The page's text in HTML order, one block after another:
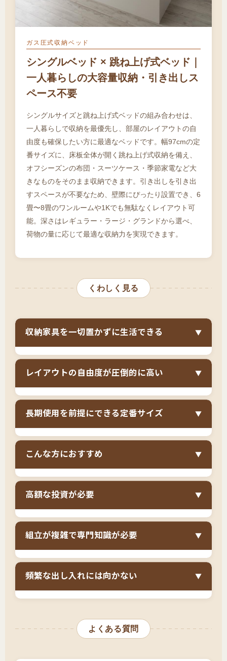
ガス圧式収納ベッド
シングルベッド × 跳ね上げ式ベッド｜
一人暮らしの大容量収納・引き出しス
ペース不要
シングルサイズと跳ね上げ式ベッドの組み合わせは、
一人暮らしで収納を最優先し、部屋のレイアウトの自
由度も確保したい方に最適なベッドです。幅97cmの定
番サイズに、床板全体が開く跳ね上げ式収納を備え、
オフシーズンの布団・スーツケース・季節家電など大
きなものをそのまま収納できます。引き出しを引き出
すスペースが不要なため、壁際にぴったり設置でき、6
畳〜8畳のワンルームや1Kでも無駄なくレイアウト可
能。深さはレギュラー・ラージ・グランドから選べ、
荷物の量に応じて最適な収納力を実現できます。
くわしく見る
収納家具を一切置かずに生活できる ▼
跳ね上げ式ベッドは、床板全体が開いてベッド
下の空間を丸ごと収納として使えるため、タン
き、6畳〜8畳の部屋でもベッド1台で収納を完結
させられます。部屋にはベッドとデスク、テレ
き、掃除もしやすく快適です。
レイアウトの自由度が圧倒的に高い ▼
通常の引き出し式収納ベッドやチェストベッド
は、引き出しを開閉するために横に50cm程度の
配置でき、部屋の形や窓の位置に合わせて最適
なレイアウトを組めます。模様替えの際も制約
に対応できる自由度の高さが魅力です。
長期使用を前提にできる定番サイズ ▼
シングルサイズ（幅97cm）は大人が快適に眠れ
る標準サイズで、体格変化やライフステージが
で長期間使えるため、一度購入すれば買い替え
の心配がありません。収納力も大人の荷物量に
こんな方におすすめ ▼
シングル跳ね上げ式ベッドは以下のような方に
特におすすめです。
6畳〜8畳のワンルーム・1Kで一人暮らしをし
ている方
収納家具を置かずにミニマルに暮らしたい方
引き出しスペースを確保できない・したくない
オフシーズンの布団や大型スーツケースを収納
高額な投資が必要 ▼
跳ね上げ式ベッドは、ガス圧シリンダーや跳ね
上げ機構のため、フロアベッドや通常の収納ベ
ることを考えれば、トータルコストは抑えられ
価値のある投資と言えます。
組立が複雑で専門知識が必要 ▼
跳ね上げ式ベッドの組立は、ガス圧シリンダー
の取り付けや床板の調整など専門的な作業が必
安全性に問題が生じる可能性があります。組立
設置サービス（有料）の利用を強く推奨しま
頻繁な出し入れには向かない ▼
る枕やクッションを毎回移動させる必要
ます。日常的に使うものを収納するには手間が
よくある質問